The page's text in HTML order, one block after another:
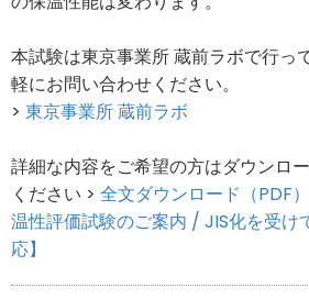
本試験は東京事業所 蔵前ラボで行っ
軽にお問い合わせください。
> 東京事業所 蔵前ラボ
詳細な内容をご希望の方はダウンロ
ください > 全文ダウンロード（PDF
温性評価試験のご案内 / JIS化を受け
応】